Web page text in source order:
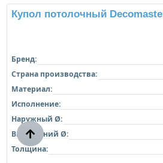
Страна производства:
Материал:
Исполнение:
Наружный Ø:
Внутренний Ø:
Толщина: